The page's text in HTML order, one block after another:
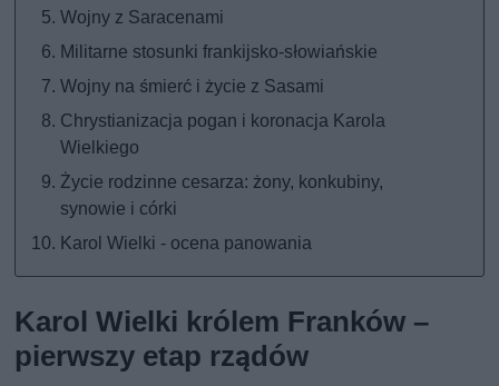
Wojny z Saracenami
Militarne stosunki frankijsko-słowiańskie
Wojny na śmierć i życie z Sasami
Chrystianizacja pogan i koronacja Karola
Wielkiego
Życie rodzinne cesarza: żony, konkubiny,
synowie i córki
Karol Wielki - ocena panowania
Karol Wielki królem Franków –
pierwszy etap rządów